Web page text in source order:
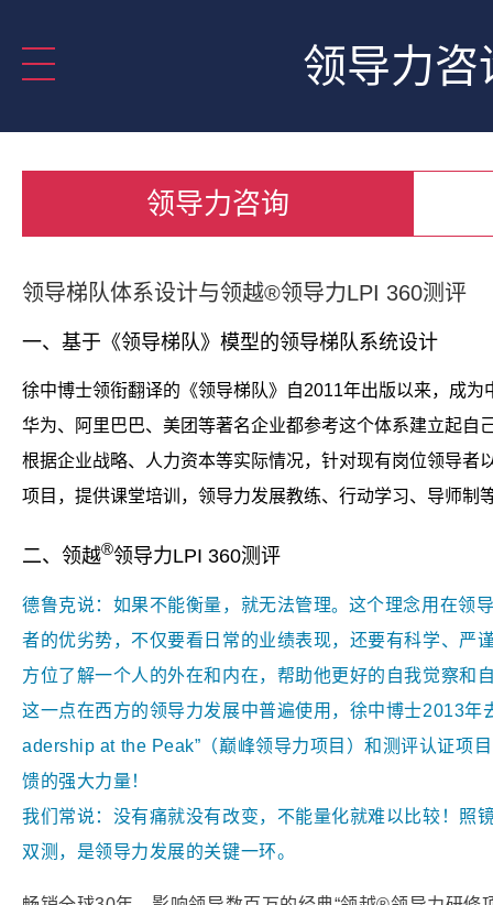
领导力咨
领导力咨询
领导梯队体系设计与领越®领导力LPI 360测评
一、基于《领导梯队》模型的领导梯队系统设计
徐中博士领衔翻译的《领导梯队》自2011年出版以来，成
华为、阿里巴巴、美团等著名企业都参考这个体系建立起自
根据企业战略、人力资本等实际情况，针对现有岗位领导者
项目，提供课堂培训，领导力发展教练、行动学习、导师制
二、领越®领导力LPI 360测评
德鲁克说： 如果不能衡量，就无法管理。 这个理念用在领
者的优劣势，不仅要看日常的业绩表现，还要有科学、严
方位了解一个人的外在和内在，帮助他更好的自我觉察和
这一点在西方的领导力发展中普遍使用，徐中博士2013年
adership at the Peak”（巅峰领导力项目）和测评认证项
馈的强大力量！
我们常说： 没有痛就没有改变，不能量化就难以比较！照
双测，是领导力发展的关键一环。